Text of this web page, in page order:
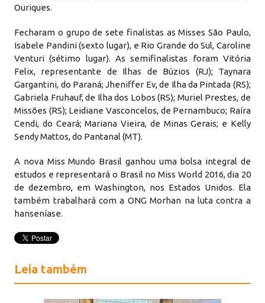
Ouriques.
Fecharam o grupo de sete finalistas as Misses São Paulo,
Isabele Pandini (sexto lugar), e Rio Grande do Sul, Caroline
Venturi (sétimo lugar). As semifinalistas foram Vitória
Felix, representante de Ilhas de Búzios (RJ); Taynara
Gargantini, do Paraná; Jheniffer Ev, de Ilha da Pintada (RS);
Gabriela Fruhauf, de Ilha dos Lobos (RS); Muriel Prestes, de
Missões (RS); Leidiane Vasconcelos, de Pernambuco; Raíra
Cendi, do Ceará; Mariana Vieira, de Minas Gerais; e Kelly
Sendy Mattos, do Pantanal (MT).
A nova Miss Mundo Brasil ganhou uma bolsa integral de
estudos e representará o Brasil no Miss World 2016, dia 20
de dezembro, em Washington, nos Estados Unidos. Ela
também trabalhará com a ONG Morhan na luta contra a
hanseníase.
Leia também